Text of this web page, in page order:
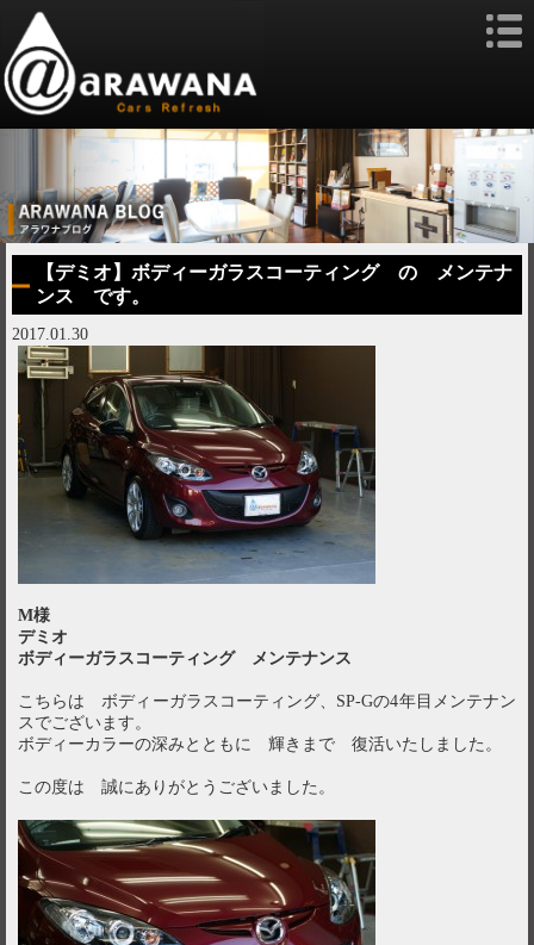
【デミオ】ボディーガラスコーティング の メンテナ
ンス です。
2017.01.30
M様
デミオ
ボディーガラスコーティング メンテナンス
こちらは ボディーガラスコーティング、SP-Gの4年目メンテナン
スでございます。
ボディーカラーの深みとともに 輝きまで 復活いたしました。
この度は 誠にありがとうございました。